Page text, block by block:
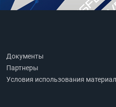
Документы
Партнеры
Условия использования